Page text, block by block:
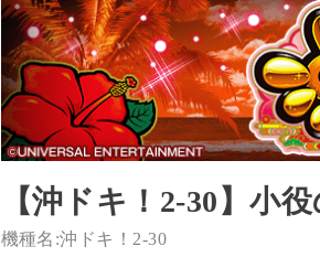
【沖ドキ！2-30】小
機種名:沖ドキ！2-30